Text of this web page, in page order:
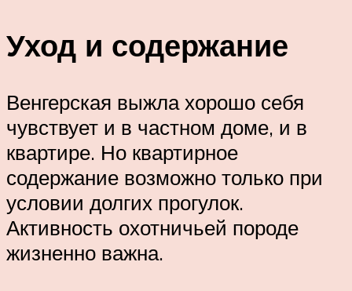
Уход и содержание
Венгерская выжла хорошо себя
чувствует и в частном доме, и в
квартире. Но квартирное
содержание возможно только при
условии долгих прогулок.
Активность охотничьей породе
жизненно важна.